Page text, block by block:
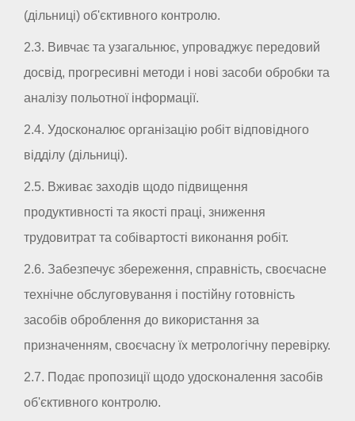
(дільниці) об'єктивного контролю.
2.3. Вивчає та узагальнює, упроваджує передовий
досвід, прогресивні методи і нові засоби обробки та
аналізу польотної інформації.
2.4. Удосконалює організацію робіт відповідного
відділу (дільниці).
2.5. Вживає заходів щодо підвищення
продуктивності та якості праці, зниження
трудовитрат та собівартості виконання робіт.
2.6. Забезпечує збереження, справність, своєчасне
технічне обслуговування і постійну готовність
засобів оброблення до використання за
призначенням, своєчасну їх метрологічну перевірку.
2.7. Подає пропозиції щодо удосконалення засобів
об'єктивного контролю.